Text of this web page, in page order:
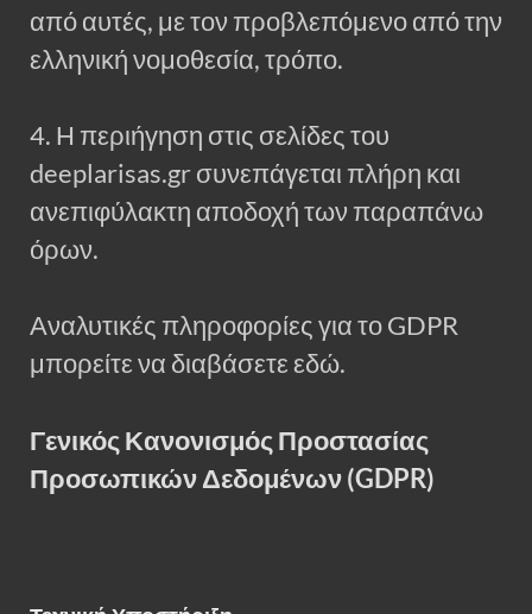
από αυτές, με τον προβλεπόμενο από την
ελληνική νομοθεσία, τρόπο.
4. Η περιήγηση στις σελίδες του
deeplarisas.gr συνεπάγεται πλήρη και
ανεπιφύλακτη αποδοχή των παραπάνω
όρων.
Αναλυτικές πληροφορίες για το GDPR
μπορείτε να διαβάσετε εδώ.
Γενικός Κανονισμός Προστασίας
Προσωπικών Δεδομένων (GDPR)